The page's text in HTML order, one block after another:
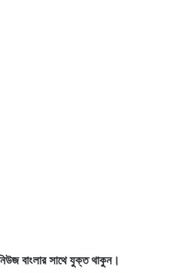
বাংলার সাথে যুক্ত থাকুন।